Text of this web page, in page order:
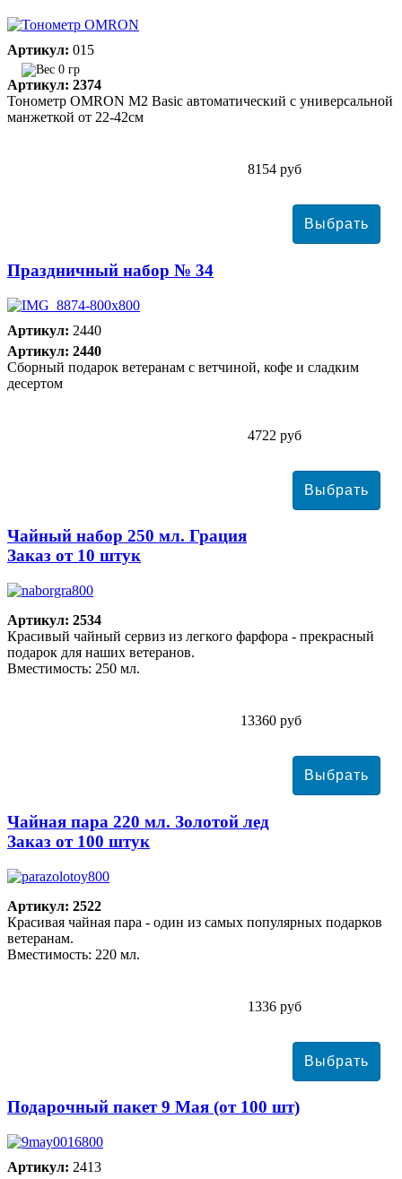
Артикул: 015
0 гр
Артикул: 2374
Тонометр ОMRON M2 Basic автоматический с универсальной
манжеткой от 22-42см
8154 руб
Праздничный набор № 34
Артикул: 2440
Артикул: 2440
Сборный подарок ветеранам с ветчиной, кофе и сладким
десертом
4722 руб
Чайный набор 250 мл. Грация
Заказ от 10 штук
Артикул: 2534
Красивый чайный сервиз из легкого фарфора - прекрасный
подарок для наших ветеранов.
Вместимость: 250 мл.
13360 руб
Чайная пара 220 мл. Золотой лед
Заказ от 100 штук
Артикул: 2522
Красивая чайная пара - один из самых популярных подарков
ветеранам.
Вместимость: 220 мл.
1336 руб
Подарочный пакет 9 Мая (от 100 шт)
Артикул: 2413